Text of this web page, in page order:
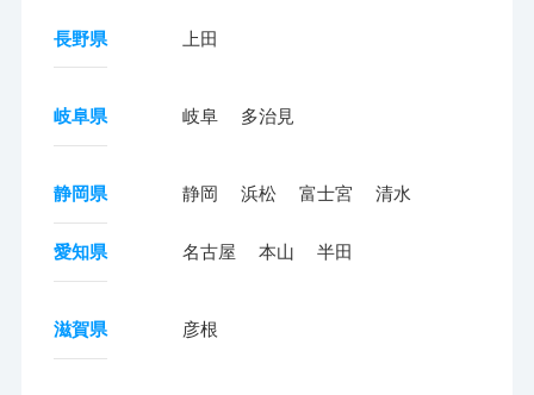
長野県 上田
岐阜県 岐阜 多治見
静岡県 静岡 浜松 富士宮 清水
愛知県 名古屋 本山 半田
滋賀県 彦根